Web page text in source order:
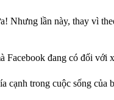
Nhưng lần này, thay vì
Facebook đang có đối với
cạnh trong cuộc sống của